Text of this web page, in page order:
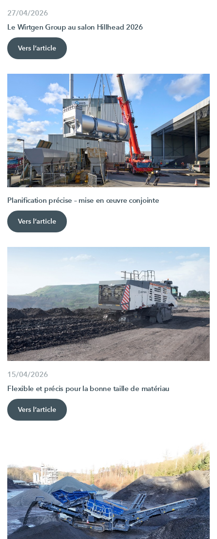
27/04/2026
Le Wirtgen Group au salon Hillhead 2026
Vers l’article
Planification précise – mise en œuvre conjointe
Vers l’article
15/04/2026
Flexible et précis pour la bonne taille de matériau
Vers l’article